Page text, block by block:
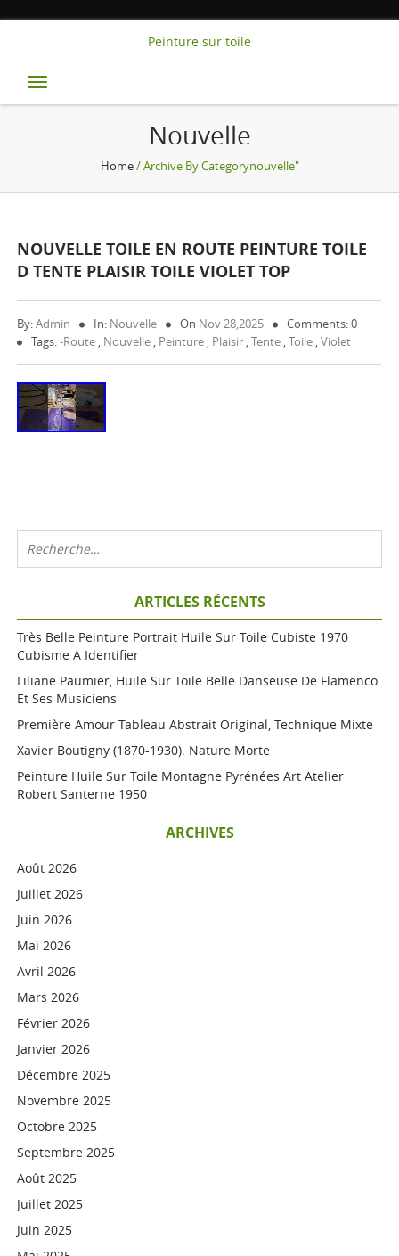
Peinture sur toile
Toggle
navigation
Nouvelle
Home/ Archive By Categorynouvelle"
NOUVELLE TOILE EN ROUTE PEINTURE TOILE
D TENTE PLAISIR TOILE VIOLET TOP
By:Admin In: Nouvelle On Nov 28,2025
Comments: 0
Tags:-route , Nouvelle , Peinture , Plaisir ,Tente ,Toile ,Violet
ARTICLES RÉCENTS
Très Belle Peinture Portrait Huile Sur Toile Cubiste 1970
Cubisme A Identifier
Liliane Paumier, Huile Sur Toile Belle Danseuse De Flamenco
Et Ses Musiciens
Première Amour Tableau Abstrait Original, Technique Mixte
Xavier Boutigny (1870-1930). Nature Morte
Peinture Huile Sur Toile Montagne Pyrénées Art Atelier
Robert Santerne 1950
ARCHIVES
Août 2026
Juillet 2026
Juin 2026
Mai 2026
Avril 2026
Mars 2026
Février 2026
Janvier 2026
Décembre 2025
Novembre 2025
Octobre 2025
Septembre 2025
Août 2025
Juillet 2025
Juin 2025